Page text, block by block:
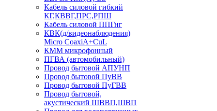
Кабель силовой гибкий
КГ,КВВГ,ПРС,РПШ
Кабель силовой ППГнг
КВК(д/видеонаблюдения)
Micro CoaxiA+CuL
КММ микрофонный
ПГВА (автомобильный)
Провод бытовой АПУНП
Провод бытовой ПуВВ
Провод бытовой ПуГВВ
Провод бытовой,
акустический ШВВП,ШВП